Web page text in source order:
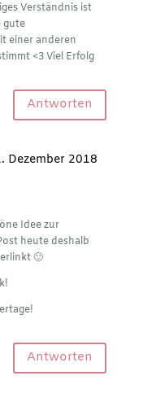
Verständnis ist
gute
einer anderen
<3 Viel Erfolg
Antworten
Dezember 2018
Idee zur
heute deshalb
🙂
Antworten